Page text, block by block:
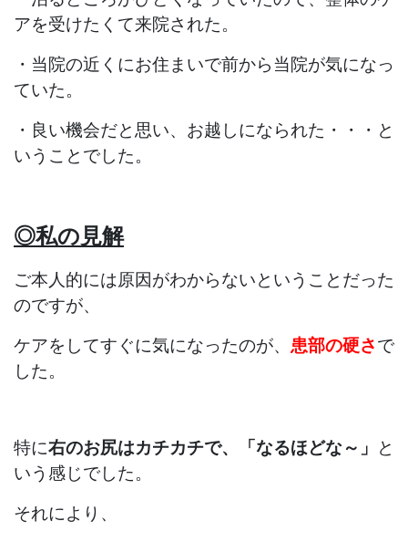
アを受けたくて来院された。
・当院の近くにお住まいで前から当院が気になっ
ていた。
・良い機会だと思い、お越しになられた・・・と
いうことでした。
◎私の見解
ご本人的には原因がわからないということだった
のですが、
ケアをしてすぐに気になったのが、 患部の硬さで
した。
特に右のお尻はカチカチで、「なるほどな～」 と
いう感じでした。
それにより、